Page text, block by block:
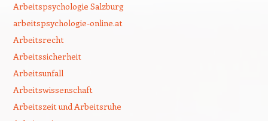
Arbeitspsychologie Salzburg
arbeitspsychologie-online.at
Arbeitsrecht
Arbeitssicherheit
Arbeitsunfall
Arbeitswissenschaft
Arbeitszeit und Arbeitsruhe